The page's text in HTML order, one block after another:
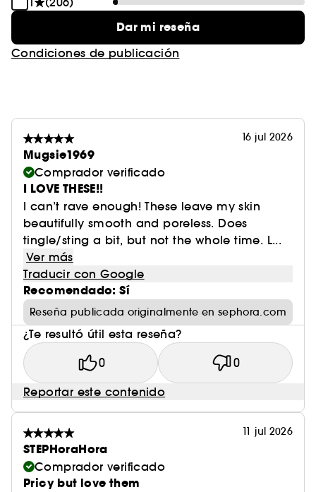
Dar mi reseña
Condiciones de publicación
16 jul 2026
Mugsie1969
Comprador verificado
I LOVE THESE!!
I can’t rave enough! These leave my skin
beautifully smooth and poreless. Does
tingle/sting a bit, but not the whole time. L...
Ver más
Traducir con Google
Recomendado: Sí
Reseña publicada originalmente en sephora.com
¿Te resultó útil esta reseña?
0 0
Reportar este contenido
11 jul 2026
STEPHoraHora
Comprador verificado
Pricy but love them